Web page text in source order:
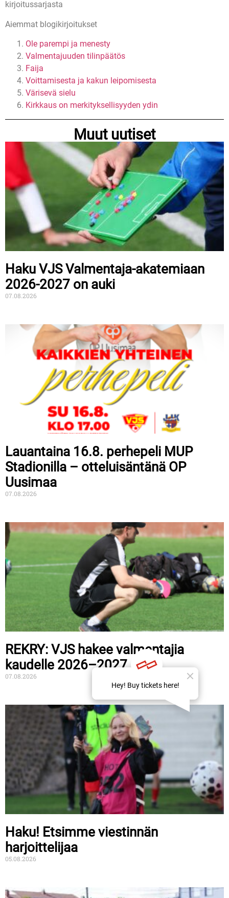
kirjoitussarjasta
Aiemmat blogikirjoitukset
Ole parempi ja menesty
Valmentajuuden tilinpäätös
Faija
Voittamisesta ja kakun leipomisesta
Värisevä sielu
Kirkkaus on merkityksellisyyden ydin
Muut uutiset
Haku VJS Valmentaja-akatemiaan
2026-2027 on auki
07.08.2026
Lauantaina 16.8. perhepeli MUP
Stadionilla – otteluisäntänä OP
Uusimaa
07.08.2026
REKRY: VJS hakee valmentajia
kaudelle 2026–2027
07.08.2026
Haku! Etsimme viestinnän
harjoittelijaa
05.08.2026